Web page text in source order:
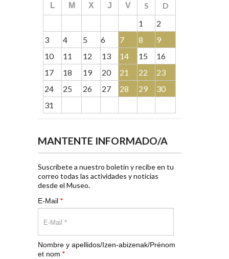
L M X J V S
D
1
2
3
4 5 6 7 8
9
10
11 12 13 14 15
16
17
18 19 20 21 22
23
24
25 26 27 28 29
30
31
MANTENTE INFORMADO/A
Suscríbete a nuestro boletín y recibe en tu
correo todas las actividades y noticias
desde el Museo.
E-Mail *
Nombre y apellidos/Izen-abizenak/Prénom
et nom *